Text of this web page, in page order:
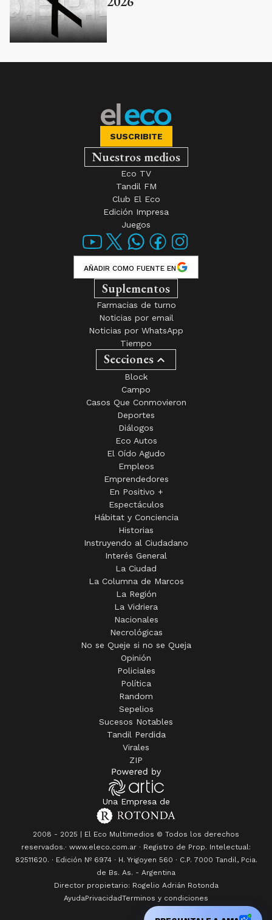
SUSCRIBITE
Nuestros medios
Eco TV
Tandil FM
Club El Eco
Edición Impresa
Juegos
AÑADIR COMO FUENTE EN
Suplementos
Farmacias de turno
Noticias por email
Noticias por WhatsApp
Tiempo
Secciones
Block
Campo
Casos Que Conmovieron
Deportes
Diálogos
Eco Autos
El Oído Agudo
Empleos
Emprendedores
En Positivo +
Espectáculos
Hábitat y Conciencia
Historias
Instruyendo al Ciudadano
Interés General
La Ciudad
La Columna de Marcos
La Región
La Vidriera
Nacionales
Necrológicas
No se Queje si no se Queja
Opinión
Policiales
Política
Random
Sepelios
Sucesos Notables
Tandil Perdida
Virales
ZIP
Una Empresa de
2008 - 2025 | El Eco Multimedios © Todos los derechos
reservados.· www.eleco.com.ar · Registro de Prop. Intelectual:
82511620. · Edición Nº 6974· H. Yrigoyen 560 · C.P. 7000 Tandil, Pcia.
de Bs. As. - Argentina
Director propietario: Rogelio Adrián Rotonda
AyudaPrivacidadTerminos y condiciones